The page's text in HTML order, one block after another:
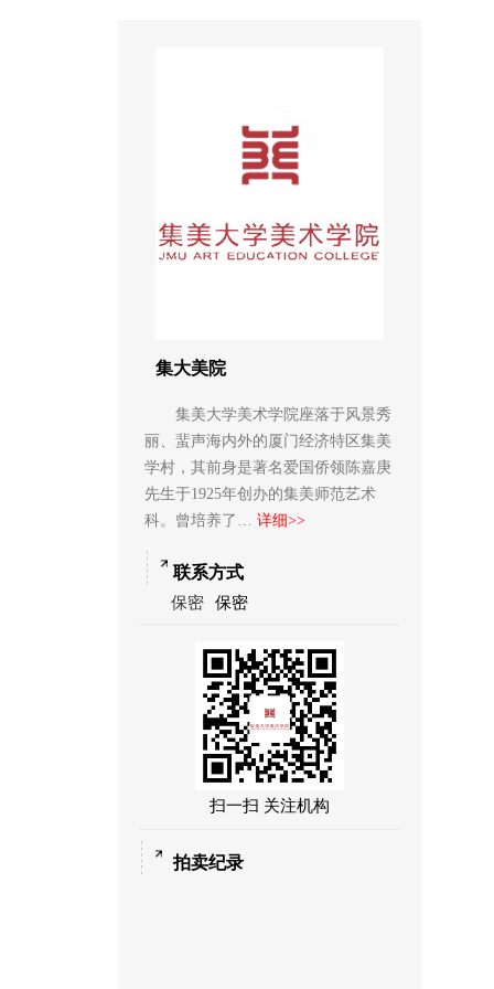
集大美院
集美大学美术学院座落于风景秀
丽、蜚声海内外的厦门经济特区集美
学村，其前身是著名爱国侨领陈嘉庚
先生于1925年创办的集美师范艺术
科。曾培养了… 详细>>
联系方式
保密 保密
扫一扫 关注机构
拍卖纪录